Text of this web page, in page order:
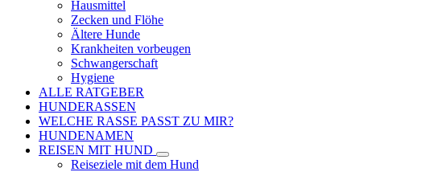
Hausmittel
Zecken und Flöhe
Ältere Hunde
Krankheiten vorbeugen
Schwangerschaft
Hygiene
ALLE RATGEBER
HUNDERASSEN
WELCHE RASSE PASST ZU MIR?
HUNDENAMEN
REISEN MIT HUND
Reiseziele mit dem Hund